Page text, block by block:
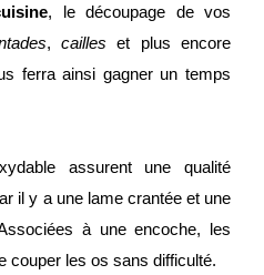
, le découpage de vos
,cailles et plus encore
ferra ainsi gagner un temps
assurent une qualité
il y a une lame crantée et une
à une encoche, les
couper les os sans difficulté.